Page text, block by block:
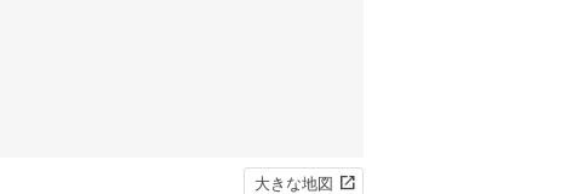
大きな地図